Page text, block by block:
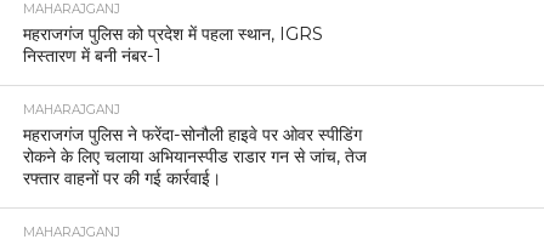
MAHARAJGANJ
महराजगंज पुलिस को प्रदेश में पहला स्थान, IGRS
निस्तारण में बनी नंबर-1
MAHARAJGANJ
महराजगंज पुलिस ने फरेंदा-सोनौली हाइवे पर ओवर स्पीडिंग
रोकने के लिए चलाया अभियानस्पीड राडार गन से जांच, तेज
रफ्तार वाहनों पर की गई कार्रवाई।
MAHARAJGANJ